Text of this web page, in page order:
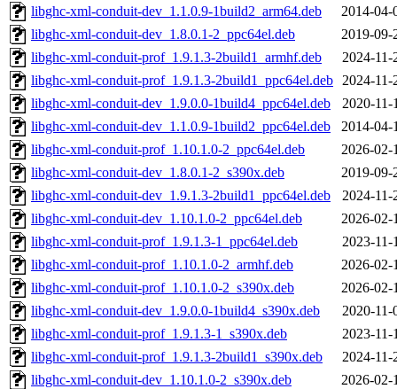
libghc-xml-conduit-dev_1.1.0.9-1build2_arm64.deb
2014-04-
libghc-xml-conduit-dev_1.8.0.1-2_ppc64el.deb
2019-09-
libghc-xml-conduit-prof_1.9.1.3-2build1_armhf.deb
2024-11-
libghc-xml-conduit-prof_1.9.1.3-2build1_ppc64el.deb 2024-11-
libghc-xml-conduit-dev_1.9.0.0-1build4_ppc64el.deb
2020-11-
libghc-xml-conduit-dev_1.1.0.9-1build2_ppc64el.deb
2014-04-
libghc-xml-conduit-prof_1.10.1.0-2_ppc64el.deb
2026-02-
libghc-xml-conduit-dev_1.8.0.1-2_s390x.deb
2019-09-
libghc-xml-conduit-dev_1.9.1.3-2build1_ppc64el.deb
2024-11-
libghc-xml-conduit-dev_1.10.1.0-2_ppc64el.deb
2026-02-
libghc-xml-conduit-prof_1.9.1.3-1_ppc64el.deb
2023-11-
libghc-xml-conduit-prof_1.10.1.0-2_armhf.deb
2026-02-
libghc-xml-conduit-prof_1.10.1.0-2_s390x.deb
2026-02-
libghc-xml-conduit-dev_1.9.0.0-1build4_s390x.deb
2020-11-
libghc-xml-conduit-prof_1.9.1.3-1_s390x.deb
2023-11-
libghc-xml-conduit-prof_1.9.1.3-2build1_s390x.deb
2024-11-
libghc-xml-conduit-dev_1.10.1.0-2_s390x.deb
2026-02-